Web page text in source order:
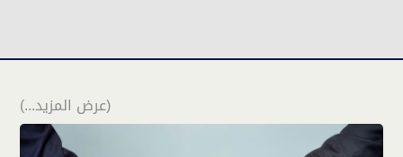
(عرض المزيد...)